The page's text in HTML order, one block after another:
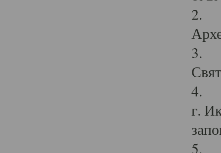
2.
3.
4.
г.
5.